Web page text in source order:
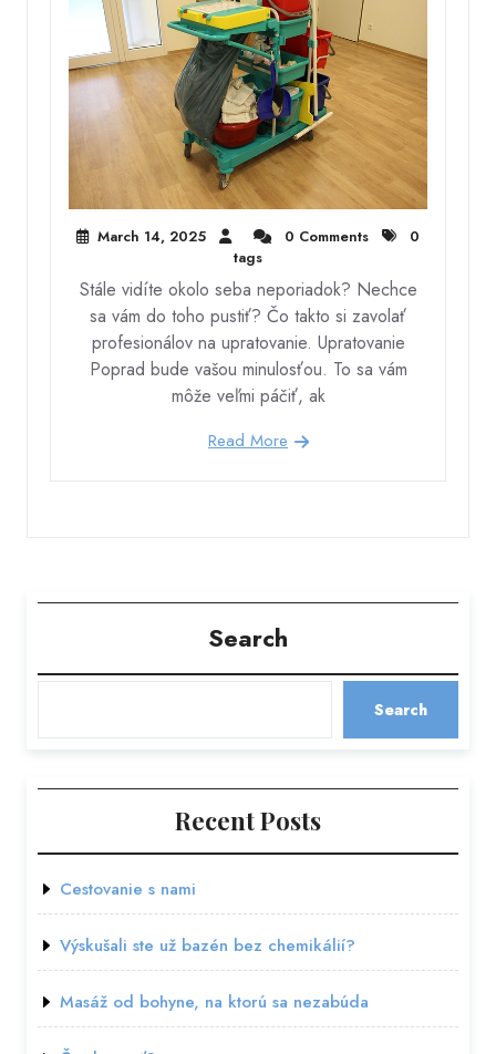
March 14, 2025 0 Comments
0
tags
Stále vidíte okolo seba neporiadok? Nechce
sa vám do toho pustiť? Čo takto si zavolať
profesionálov na upratovanie. Upratovanie
Poprad bude vašou minulosťou. To sa vám
môže veľmi páčiť, ak
Read More
Search
Search
Recent Posts
Cestovanie s nami
Výskušali ste už bazén bez chemikálií?
Masáž od bohyne, na ktorú sa nezabúda